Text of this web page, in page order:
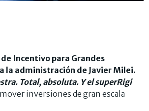
Incentivo para Grandes
la administración de Javier Milei.
Total, absoluta. Y el superRigi
inversiones de gran escala